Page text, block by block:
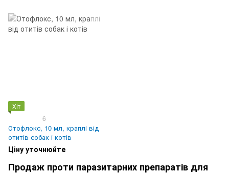
Хіт
6
Отофлокс, 10 мл, краплі від
отитів собак і котів
Ціну уточнюйте
Продаж проти паразитарних препаратів для